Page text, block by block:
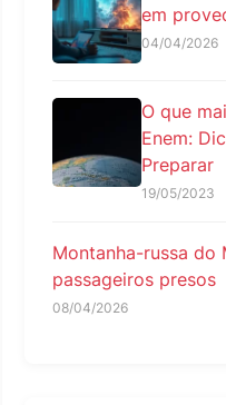
em
04/04/2026
O que
Enem:
Preparar
19/05/2023
Montanha-russa do
passageiros presos
08/04/2026